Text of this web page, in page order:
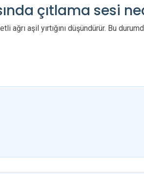
çıtlama sesi
ağrı aşil yırtığını düşündürür. Bu